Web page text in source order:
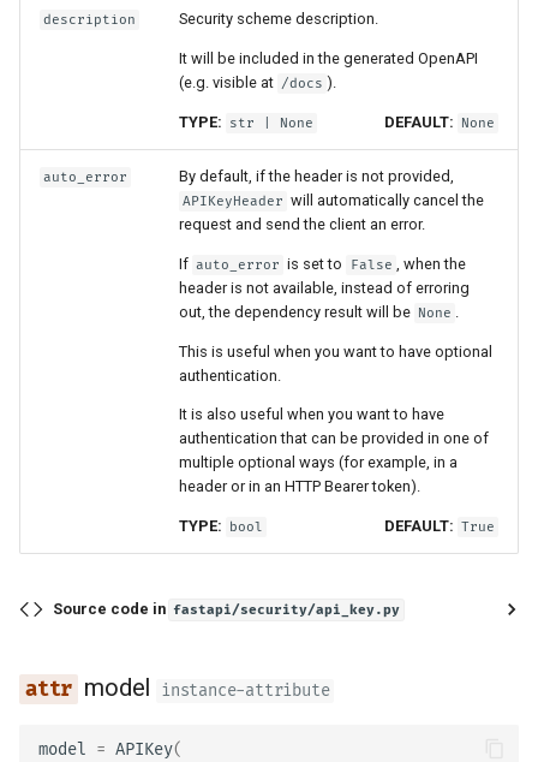
OAuth2 Security Scopes in
Dependencies
OpenIdConnect
make_not_authenticated_err
description Security scheme description.
It will be included in the generated OpenAPI
(e.g. visible at /docs ).
TYPE: str | None DEFAULT: None
auto_error By default, if the header is not provided,
APIKeyHeader will automatically cancel the
request and send the client an error.
If auto_error is set to False
, when the
header is not available, instead of erroring
out, the dependency result will be None
This is useful when you want to have optional
authentication.
It is also useful when you want to have
authentication that can be provided in one of
multiple optional ways (for example, in a
header or in an HTTP Bearer token).
TYPE: bool DEFAULT: True
Source code in fastapi/security/api_key.py
model instance-attribute
model = APIKey(